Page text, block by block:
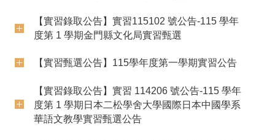
【實習錄取公告】實習115102 號公告-115 學年
度第 1 學期金門縣文化局實習甄選
【實習甄選公告】115學年度第一學期實習公告
【實習錄取公告】實習 114206 號公告-115 學年
度第 1 學期日本二松學舍大學國際日本中國學系
華語文教學實習甄選公告